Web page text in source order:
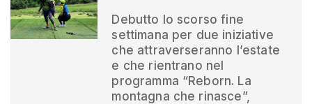
Debutto lo scorso fine
settimana per due iniziative
che attraverseranno l’estate
e che rientrano nel
programma “Reborn. La
montagna che rinasce”,